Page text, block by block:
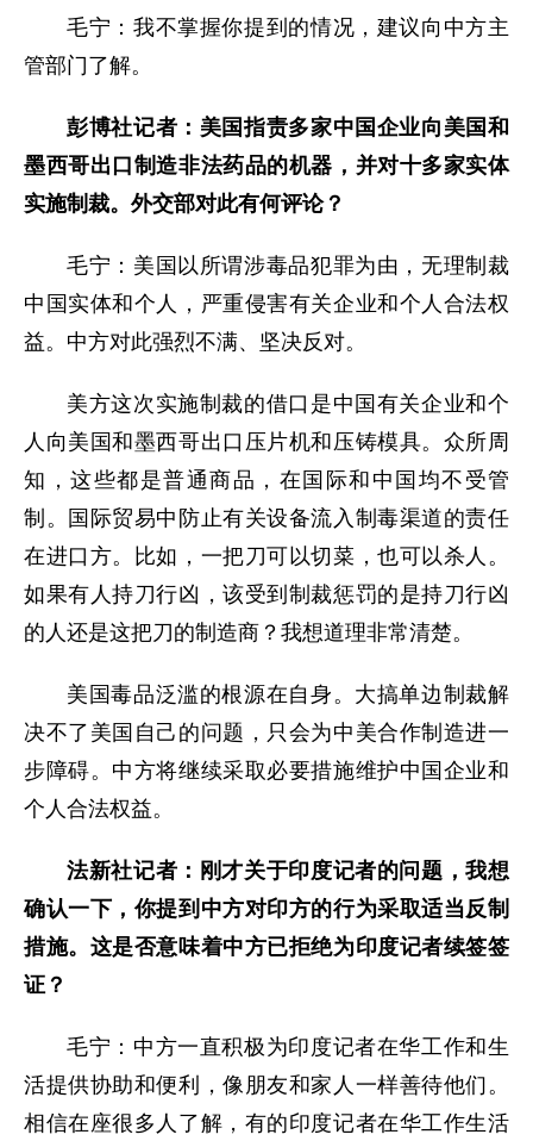
毛宁：我不掌握你提到的情况，建议向中方主
管部门了解。
彭博社记者：美国指责多家中国企业向美国和
墨西哥出口制造非法药品的机器，并对十多家实体
实施制裁。外交部对此有何评论？
毛宁：美国以所谓涉毒品犯罪为由，无理制裁
中国实体和个人，严重侵害有关企业和个人合法权
益。中方对此强烈不满、坚决反对。
美方这次实施制裁的借口是中国有关企业和个
人向美国和墨西哥出口压片机和压铸模具。众所周
知，这些都是普通商品，在国际和中国均不受管
制。国际贸易中防止有关设备流入制毒渠道的责任
在进口方。比如，一把刀可以切菜，也可以杀人。
如果有人持刀行凶，该受到制裁惩罚的是持刀行凶
的人还是这把刀的制造商？我想道理非常清楚。
美国毒品泛滥的根源在自身。大搞单边制裁解
决不了美国自己的问题，只会为中美合作制造进一
步障碍。中方将继续采取必要措施维护中国企业和
个人合法权益。
法新社记者：刚才关于印度记者的问题，我想
确认一下，你提到中方对印方的行为采取适当反制
措施。这是否意味着中方已拒绝为印度记者续签签
证？
毛宁：中方一直积极为印度记者在华工作和生
活提供协助和便利，像朋友和家人一样善待他们。
相信在座很多人了解，有的印度记者在华工作生活